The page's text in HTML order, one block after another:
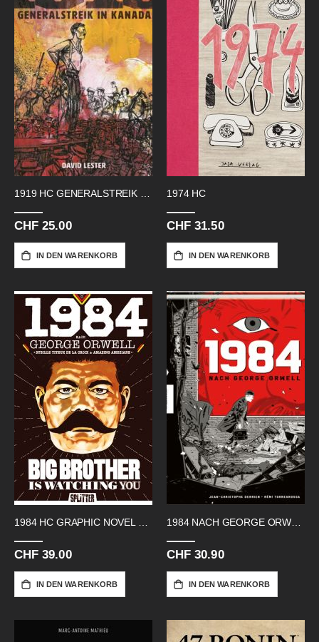
1919 HC GENERALSTREIK IN KANADA
CHF 25.00
IN DEN WARENKORB
1974 HC
CHF 31.50
IN DEN WARENKORB
CHF 39.00
IN DEN WARENKORB
CHF 30.90
IN DEN WARENKORB